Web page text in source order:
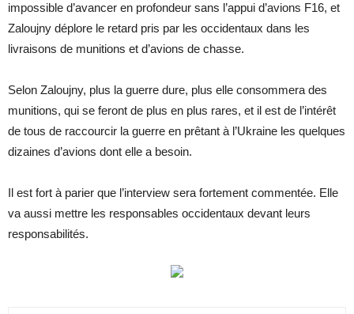
impossible d’avancer en profondeur sans l’appui d’avions F16, et
Zaloujny déplore le retard pris par les occidentaux dans les
livraisons de munitions et d’avions de chasse.
Selon Zaloujny, plus la guerre dure, plus elle consommera des
munitions, qui se feront de plus en plus rares, et il est de l’intérêt
de tous de raccourcir la guerre en prêtant à l’Ukraine les quelques
dizaines d’avions dont elle a besoin.
Il est fort à parier que l’interview sera fortement commentée. Elle
va aussi mettre les responsables occidentaux devant leurs
responsabilités.